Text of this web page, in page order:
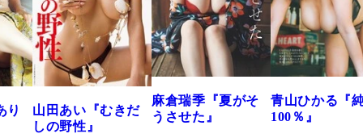
だ
麻倉瑞季『夏がそ
うさせた』
青山ひかる『純度
100％』
溝端 葵『もう
つの、あおい
で。』
2026年08月09日